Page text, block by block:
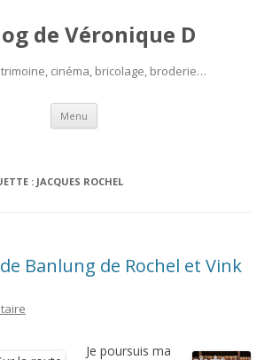
de Véronique D
cinéma, bricolage, broderie…
Menu Aller
contenu
: JACQUES ROCHEL
Banlung de Rochel et Vink
Je poursuis ma